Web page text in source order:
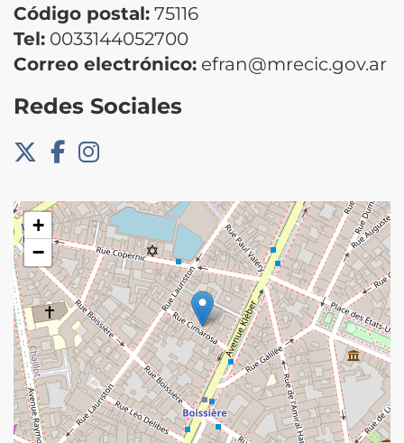
Código postal: 75116
Tel: 0033144052700
Correo electrónico: efran@mrecic.gov.ar
Redes Sociales
+
−